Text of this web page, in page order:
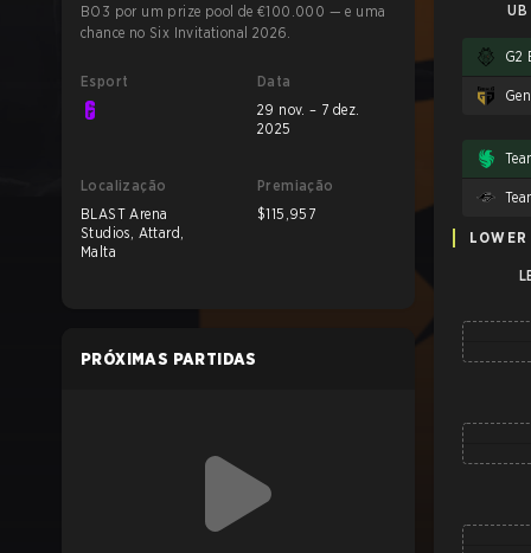
BO3 por um prize pool de €100.000 — e uma
chance no Six Invitational 2026.
Esport
Data
29 nov. – 7 dez.
2025
Localização
BLAST Arena
Studios, Attard,
Malta
Premiação
$115,957
PRÓXIMAS PARTIDAS
G2